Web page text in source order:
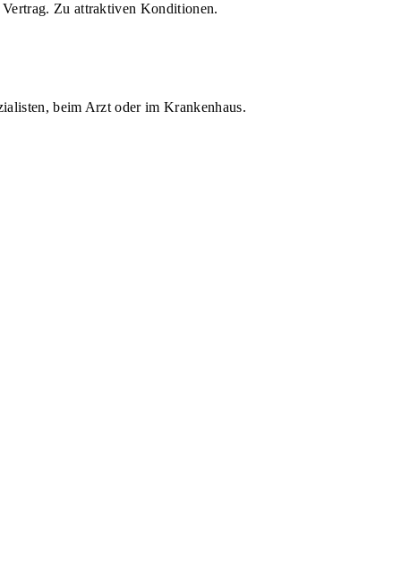
Zu attraktiven Konditionen.
beim Arzt oder im Krankenhaus.